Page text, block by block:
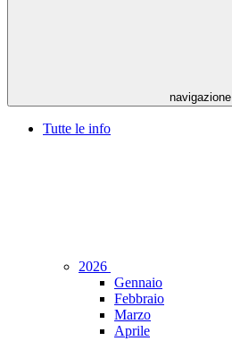
navigazione
Tutte le info
2026
Gennaio
Febbraio
Marzo
Aprile